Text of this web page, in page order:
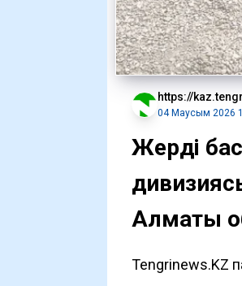
https://
04 Маусым 2026
Жерді
Алматы
Tengrinews.KZ